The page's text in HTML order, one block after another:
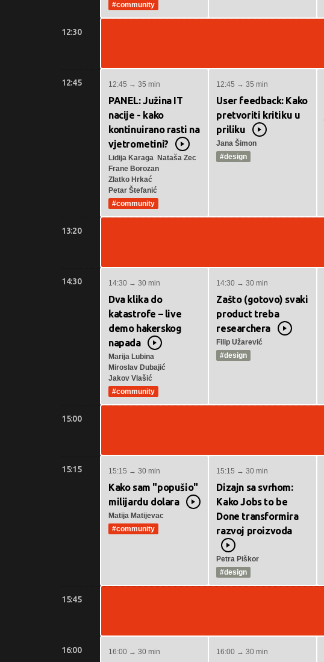
#community
12:30
12:45 12:45 → 35 min
PANEL: Južina IT
nacije - kako
kontinuirano rasti na
vjetrometini?
Video
Lidija Karaga Nataša Zec
Frane Borozan
Zlatko Hrkać
Petar Štefanić
#community
12:45 → 35 min
User feedback: Kako
pretvoriti kritiku u
priliku
Video
Jana Šimon
#design
13:20
14:30 14:30 → 30 min
Dva klika do
katastrofe – live
demo hakerskog
napada
Video
Marija Lubina
Miroslav Dubajić
Jakov Vlašić
#community
14:30 → 30 min
Zašto (gotovo) svaki
product treba
researchera
Video
Filip Užarević
#design
15:00
15:15 15:15 → 30 min
Kako sam "popušio"
milijardu dolara
Video
Matija Matijevac
#community
15:15 → 30 min
Dizajn sa svrhom:
Kako Jobs to be
Done transformira
razvoj proizvoda
Video
Petra Piškor
#design
15:45
16:00 16:00 → 30 min 16:00 → 30 min